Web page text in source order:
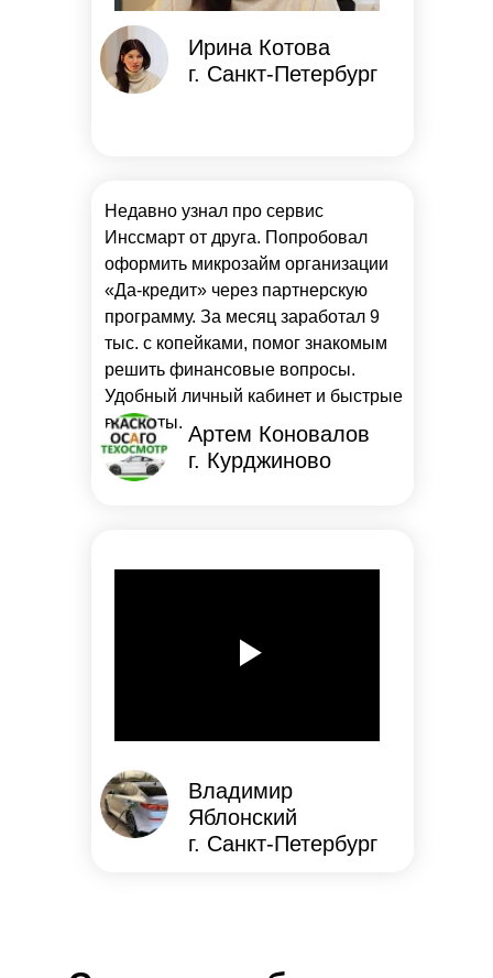
Ирина Котова
г. Санкт-Петербург
Владимир
Яблонский
г. Санкт-Петербург
Недавно узнал про сервис
Инссмарт от друга. Попробовал
оформить микрозайм организации
«Да-кредит» через партнерскую
программу. За месяц заработал 9
тыс. с копейками, помог знакомым
решить финансовые вопросы.
Удобный личный кабинет и быстрые
выплаты. Артем Коновалов
г. Курджиново